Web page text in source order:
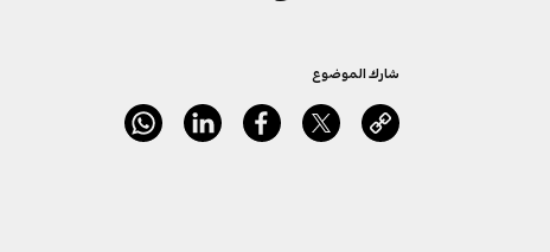
شارك الموضوع